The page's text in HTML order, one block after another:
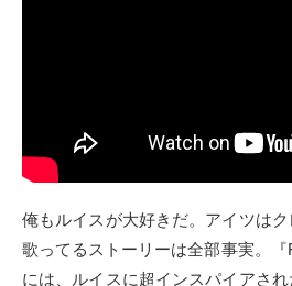
俺もルイスが大好きだ。アイツは
歌ってるストーリーは全部事実。
には、ルイスに超インスパイアさ